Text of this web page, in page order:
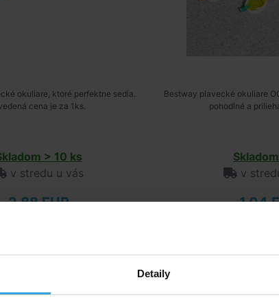
Detaily
okuliare, ktoré perfektne sedia.
cena je za 1ks.
> 10 ks
v stredu u vás
2,88 EUR
Bestway plavecké okuliare
pohodlné a
v
1,04
Sada upchávky do uší +
nosný klip
INTEX 55611